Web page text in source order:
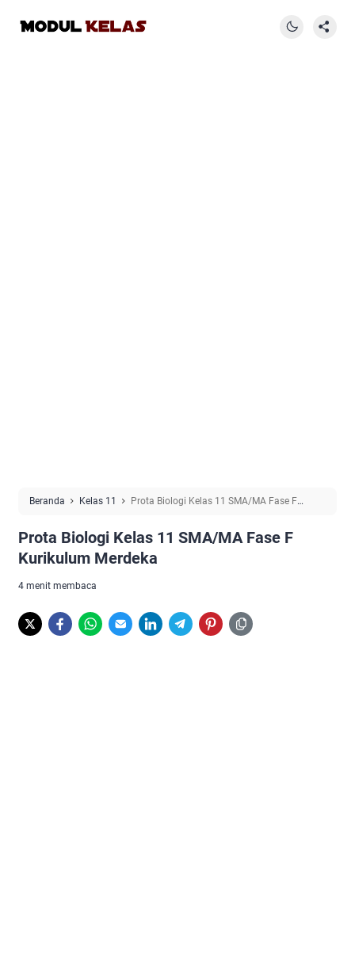
Beranda Kelas 11
Prota Biologi Kelas 11 SMA/MA Fase F
Prota Biologi Kelas 11 SMA/MA Fase F
Kurikulum Merdeka
4 menit membaca